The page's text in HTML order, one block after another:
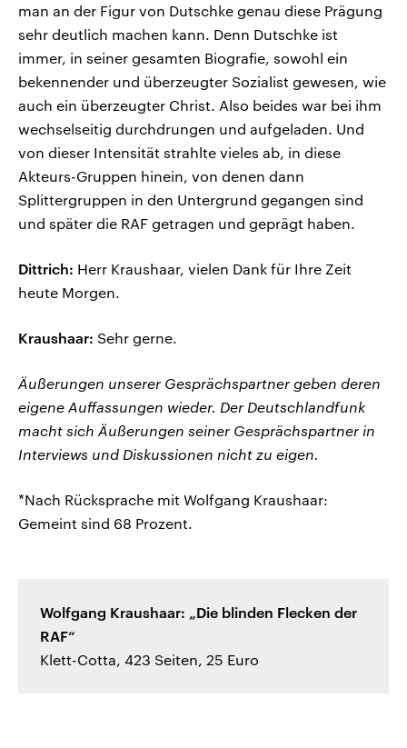
man an der Figur von Dutschke genau diese Prägung
sehr deutlich machen kann. Denn Dutschke ist
immer, in seiner gesamten Biografie, sowohl ein
bekennender und überzeugter Sozialist gewesen, wie
auch ein überzeugter Christ. Also beides war bei ihm
wechselseitig durchdrungen und aufgeladen. Und
von dieser Intensität strahlte vieles ab, in diese
Akteurs-Gruppen hinein, von denen dann
Splittergruppen in den Untergrund gegangen sind
und später die RAF getragen und geprägt haben.
Dittrich: Herr Kraushaar, vielen Dank für Ihre Zeit
heute Morgen.
Kraushaar: Sehr gerne.
Äußerungen unserer Gesprächspartner geben deren
eigene Auffassungen wieder. Der Deutschlandfunk
macht sich Äußerungen seiner Gesprächspartner in
Interviews und Diskussionen nicht zu eigen.
*Nach Rücksprache mit Wolfgang Kraushaar:
Gemeint sind 68 Prozent.
Wolfgang Kraushaar: „Die blinden Flecken der
RAF“
Klett-Cotta, 423 Seiten, 25 Euro